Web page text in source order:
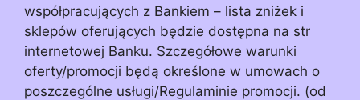
współpracujących z Bankiem – lista zniżek i
sklepów oferujących będzie dostępna na str
internetowej Banku. Szczegółowe warunki
oferty/promocji będą określone w umowach o
poszczególne usługi/Regulaminie promocji. (od